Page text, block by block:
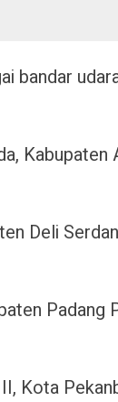
bandar
Deli
Padang
Kota